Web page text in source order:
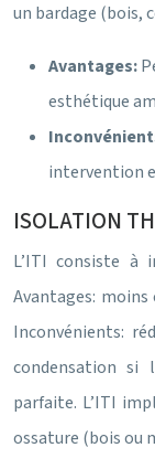
un bardage (bois,
Avantages:
esthétique
intervention
ISOLATION
L’ITI consiste à
Avantages:
Inconvénients:
condensation si
parfaite. L’ITI
ossature (bois ou